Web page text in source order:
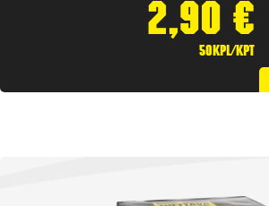
2,90 €
50kpl/kpt